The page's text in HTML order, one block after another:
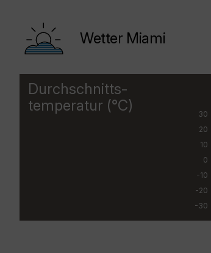
Wetter Miami
Durchschnitts-
temperatur (°C)
30
20
10
0
-10
-20
-30